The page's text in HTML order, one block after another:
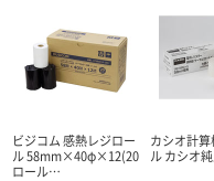
ビジコム 感熱レジロー
ル 58mm×40φ×12(20
ロール…
カシオ計
ル カシオ